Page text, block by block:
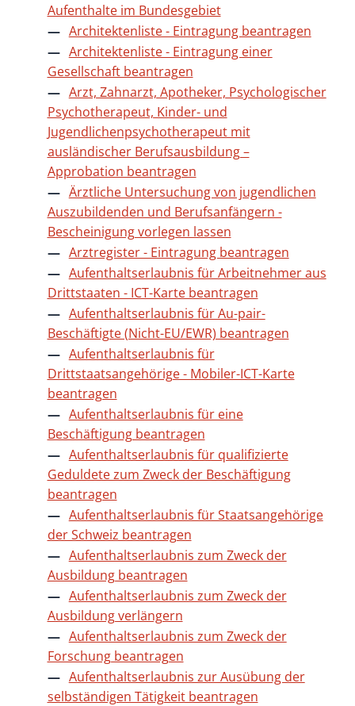
Aufenthalte im Bundesgebiet
Architektenliste - Eintragung beantragen
Architektenliste - Eintragung einer
Gesellschaft beantragen
Arzt, Zahnarzt, Apotheker, Psychologischer
Psychotherapeut, Kinder- und
Jugendlichenpsychotherapeut mit
ausländischer Berufsausbildung –
Approbation beantragen
Ärztliche Untersuchung von jugendlichen
Auszubildenden und Berufsanfängern -
Bescheinigung vorlegen lassen
Arztregister - Eintragung beantragen
Aufenthaltserlaubnis für Arbeitnehmer aus
Drittstaaten - ICT-Karte beantragen
Aufenthaltserlaubnis für Au-pair-
Beschäftigte (Nicht-EU/EWR) beantragen
Aufenthaltserlaubnis für
Drittstaatsangehörige - Mobiler-ICT-Karte
beantragen
Aufenthaltserlaubnis für eine
Beschäftigung beantragen
Aufenthaltserlaubnis für qualifizierte
Geduldete zum Zweck der Beschäftigung
beantragen
Aufenthaltserlaubnis für Staatsangehörige
der Schweiz beantragen
Aufenthaltserlaubnis zum Zweck der
Ausbildung beantragen
Aufenthaltserlaubnis zum Zweck der
Ausbildung verlängern
Aufenthaltserlaubnis zum Zweck der
Forschung beantragen
Aufenthaltserlaubnis zur Ausübung der
selbständigen Tätigkeit beantragen